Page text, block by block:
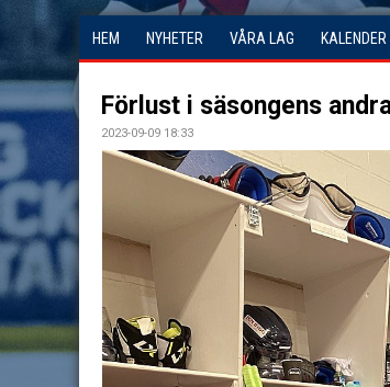
HEM NYHETER VÅRA LAG KALENDER
Förlust i säsongens
2023-09-09 18:33